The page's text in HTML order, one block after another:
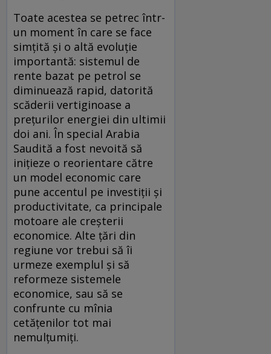
Toate acestea se petrec într-
un moment în care se face
simțită și o altă evoluție
importantă: sistemul de
rente bazat pe petrol se
diminuează rapid, datorită
scăderii vertiginoase a
prețurilor energiei din ultimii
doi ani. În special Arabia
Saudită a fost nevoită să
inițieze o reorientare către
un model economic care
pune accentul pe investiții și
productivitate, ca principale
motoare ale creșterii
economice. Alte țări din
regiune vor trebui să îi
urmeze exemplul și să
reformeze sistemele
economice, sau să se
confrunte cu mînia
cetățenilor tot mai
nemulțumiți.